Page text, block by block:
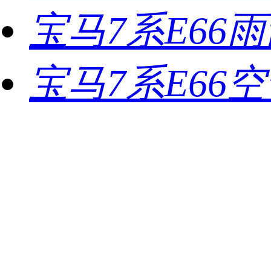
宝马7系E66
宝马7系E66